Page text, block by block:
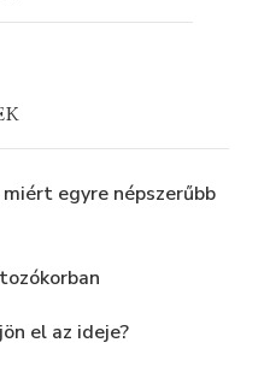
egyre népszerűbb
el az ideje?